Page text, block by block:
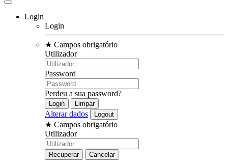
Login
Login
★ Campos obrigatório
Utilizador
Password
Perdeu a sua password?
Alterar dados
★ Campos obrigatório
Utilizador